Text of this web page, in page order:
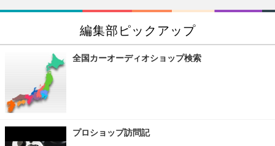
編集部ピックアップ
全国カーオーディオショップ検索
プロショップ訪問記